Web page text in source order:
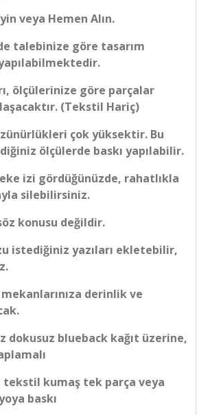
veya Hemen Alın.
talebinize göre tasarım
ölçülerinize göre parçalar
(Tekstil Hariç)
çok yüksektir. Bu
ölçülerde baskı yapılabilir.
izi gördüğünüzde, rahatlıkla
silebilirsiniz.
konusu değildir.
istediğiniz yazıları ekletebilir,
derinlik ve
dokusuz blueback kağıt üzerine,
tekstil kumaş tek parça veya
baskı